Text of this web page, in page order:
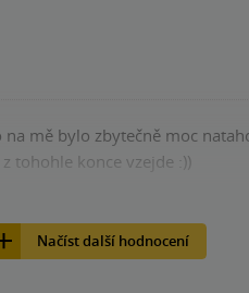
mě bylo zbytečně moc
tohohle konce vzejde :))
Načíst další hodnocení